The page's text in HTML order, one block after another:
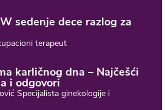
sedenje dece razlog za
terapeut
karličnog dna – Najčešći
i odgovori
Specijalista ginekologije i